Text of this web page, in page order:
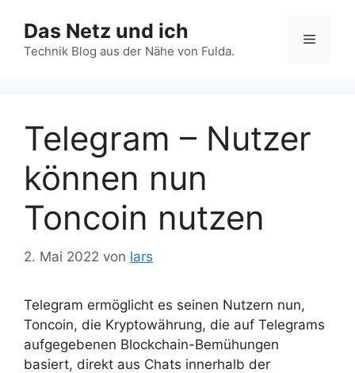
Inhalt
springen
Das Netz und ich
Technik Blog aus der Nähe von Fulda.
Menü
Telegram – Nutzer
können nun
Toncoin nutzen
2. Mai 2022 von lars
Telegram ermöglicht es seinen Nutzern nun,
Toncoin, die Kryptowährung, die auf Telegrams
aufgegebenen Blockchain-Bemühungen
basiert, direkt aus Chats innerhalb der